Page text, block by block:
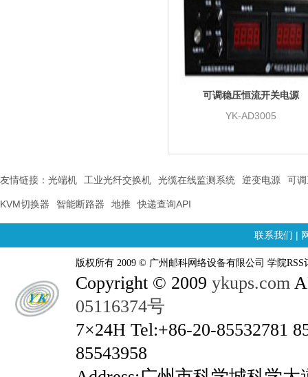
可调稳压恒流开关电源
YK-AD3005
友情链接： 光端机 工业光纤交换机 光缆在线监测系统 逆变电源 可
KVM切换器 智能断路器 地推 快递查询API
联系我们 |
版权所有 2009 © 广州邮科网络设备有限公司 学院RSS
Copyright © 2009 ykups.com
05116374号
7×24H Tel:+86-20-85532781
85543958